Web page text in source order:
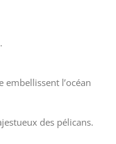
embellissent l’océan
des pélicans.